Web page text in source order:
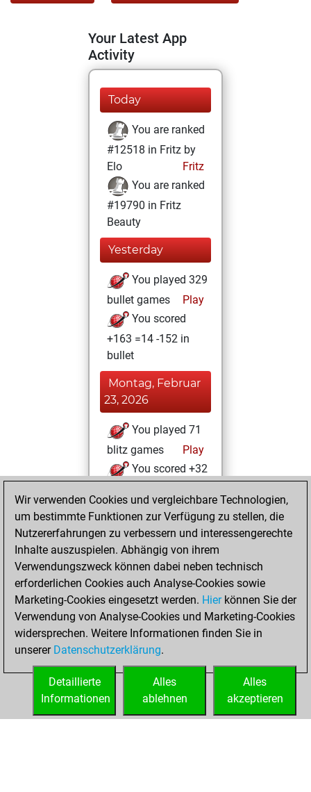
Your Latest App
Activity
Today
You are ranked
#12518 in Fritz by
Elo
Fritz
You are ranked
#19790 in Fritz
Beauty
Yesterday
You played 329
bullet games
Play
You scored
+163 =14 -152 in
bullet
Montag, Februar
23, 2026
You played 71
blitz games
Play
You scored +32
Samstag, Februar
19, 2022
You achieved a
BeautyScore of 3
Fritz
You
achieved a new Elo
of 1591
You created
your Fritz account
Wir verwenden Cookies und vergleichbare Technologien,
um bestimmte Funktionen zur Verfügung zu stellen, die
Nutzererfahrungen zu verbessern und interessengerechte
Inhalte auszuspielen. Abhängig von ihrem
Verwendungszweck können dabei neben technisch
erforderlichen Cookies auch Analyse-Cookies sowie
Marketing-Cookies eingesetzt werden. Hierkönnen Sie der
Verwendung von Analyse-Cookies und Marketing-Cookies
widersprechen. Weitere Informationen finden Sie in
unserer Datenschutzerklärung.
Alles
akzeptieren
Alles
ablehnen
Detaillierte
Informationen